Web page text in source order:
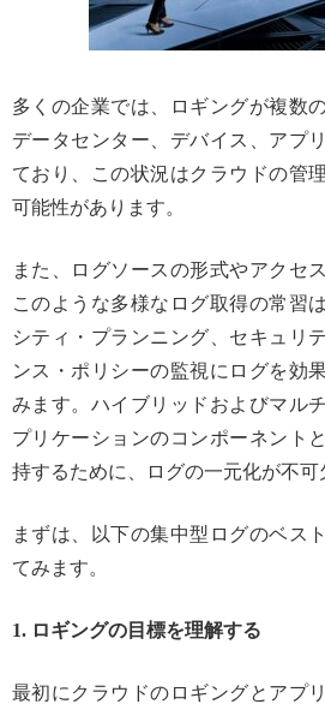
多くの企業では、ロギングが複数
データセンター、デバイス、アプ
ており、この状況はクラウドの管
可能性があります。
また、ログソースの形式やアクセ
このような多様なログ取得の常習
シティ・プランニング、セキュリ
ンス・ポリシーの監視にログを効
みます。ハイブリッドおよびマル
プリケーションのコンポーネント
持するために、ログの一元化が不可
まずは、以下の集中型ログのベス
てみます。
1. ロギングの目標を理解する
最初にクラウドのロギングとアプ